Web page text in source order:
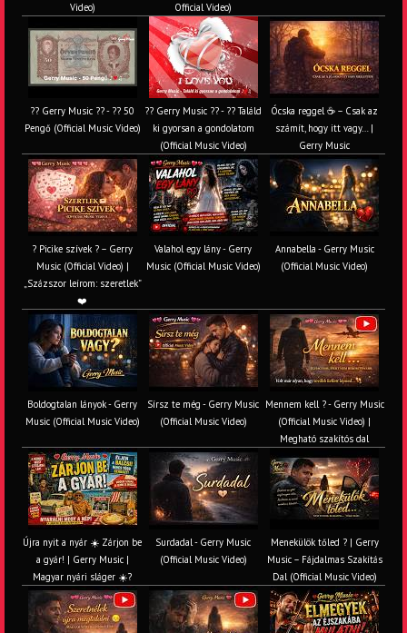
Video)
Official Video)
?? Gerry Music ?? - ?? 50
Pengő (Official Music Video)
?? Gerry Music ?? - ?? Találd
ki gyorsan a gondolatom
(Official Music Video)
Ócska reggel ☕ – Csak az
számít, hogy itt vagy… |
Gerry Music
? Picike szívek ? – Gerry
Music (Official Video) |
„Százszor leírom: szeretlek”
❤️
Valahol egy lány - Gerry
Music (Official Music Video)
Annabella - Gerry Music
(Official Music Video)
Boldogtalan lányok - Gerry
Music (Official Music Video)
Sírsz te még - Gerry Music
(Official Music Video)
Mennem kell ? - Gerry Music
(Official Music Video) |
Megható szakítós dal
Újra nyit a nyár ☀️ Zárjon be
a gyár! | Gerry Music |
Magyar nyári sláger ☀️?
Surdadal - Gerry Music
(Official Music Video)
Menekülök tőled ? | Gerry
Music – Fájdalmas Szakítás
Dal (Official Music Video)